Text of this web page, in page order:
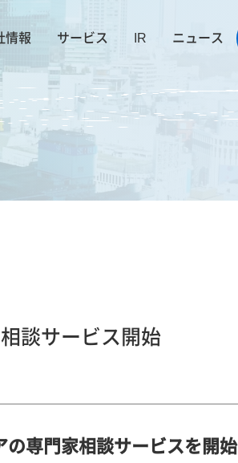
情報 サービス IR ニュース
談サービス開始
専門家相談サービスを開始